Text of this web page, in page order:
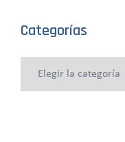
Categorías